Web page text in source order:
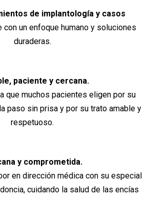
de implantología y casos
con un enfoque humano y soluciones
duraderas.
paciente y cercana.
que muchos pacientes eligen por su
paso sin prisa y por su trato amable y
respetuoso.
y comprometida.
en dirección médica con su especial
cuidando la salud de las encías